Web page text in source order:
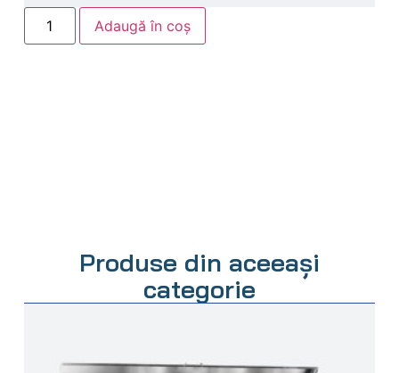
Adaugă în coș
Produse din aceeași
categorie